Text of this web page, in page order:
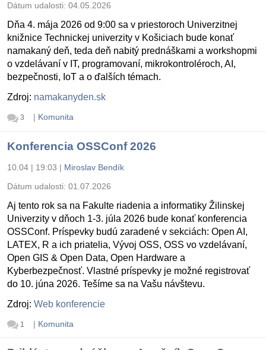
Dátum udalosti: 04.05.2026
Dňa 4. mája 2026 od 9:00 sa v priestoroch Univerzitnej
knižnice Technickej univerzity v Košiciach bude konať
namakaný deň, teda deň nabitý prednáškami a workshopmi
o vzdelávaní v IT, programovaní, mikrokontroléroch, AI,
bezpečnosti, IoT a o ďalších témach.
Zdroj: namakanyden.sk
3 | Komunita
Konferencia OSSConf 2026
10.04 | 19:03 | Miroslav Bendík
Dátum udalosti: 01.07.2026
Aj tento rok sa na Fakulte riadenia a informatiky Žilinskej
Univerzity v dňoch 1-3. júla 2026 bude konať konferencia
OSSConf. Príspevky budú zaradené v sekciách: Open AI,
LATEX, R a ich priatelia, Vývoj OSS, OSS vo vzdelávaní,
Open GIS & Open Data, Open Hardware a
Kyberbezpečnosť. Vlastné príspevky je možné registrovať
do 10. júna 2026. Tešíme sa na Vašu návštevu.
Zdroj: Web konferencie
1 | Komunita